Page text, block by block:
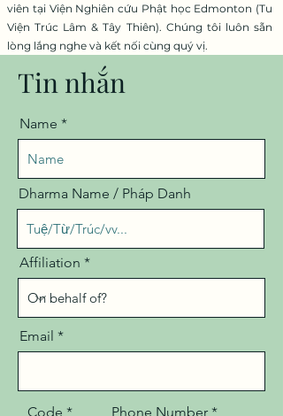
viên tại Viện Nghiên cứu Phật học Edmonton (Tu
Viện Trúc Lâm & Tây Thiên). Chúng tôi luôn sẵn
lòng lắng nghe và kết nối cùng quý vị.
Tin nhắn
Name
Dharma Name / Pháp Danh
Affiliation
Email
Code Phone Number